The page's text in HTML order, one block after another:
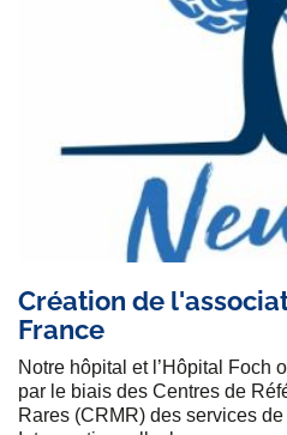
Création de
France
Notre hôpital et l’Hôpital Foch
par le biais des Centres de
Rares (CRMR) des services